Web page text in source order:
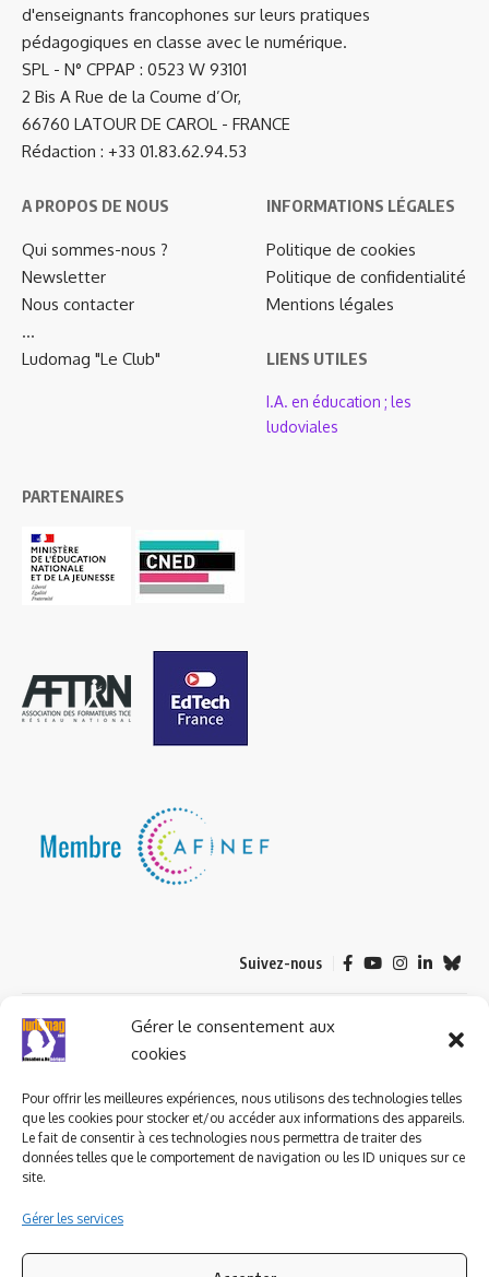
Gérer le consentement aux
cookies
Pour offrir les meilleures expériences, nous utilisons des technologies telles
que les cookies pour stocker et/ou accéder aux informations des appareils.
Le fait de consentir à ces technologies nous permettra de traiter des
données telles que le comportement de navigation ou les ID uniques sur ce
site.
Gérer les services
d'enseignants francophones sur leurs pratiques
pédagogiques en classe avec le numérique.
SPL - N° CPPAP : 0523 W 93101
2 Bis A Rue de la Coume d’Or,
66760 LATOUR DE CAROL - FRANCE
Rédaction : +33 01.83.62.94.53
A PROPOS DE NOUS
Qui sommes-nous ?
Newsletter
Nous contacter
…
Ludomag "Le Club"
INFORMATIONS LÉGALES
Politique de cookies
Politique de confidentialité
Mentions légales
LIENS UTILES
I.A. en éducation ; les
ludoviales
PARTENAIRES
Suivez-nous
© 2023 ludomag.com édité et géré par WOOMEET SAS, powered by